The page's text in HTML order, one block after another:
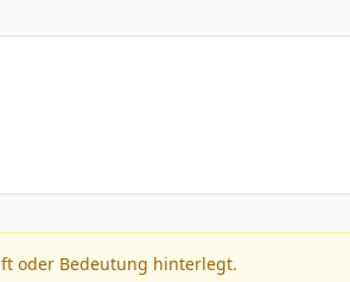
oder Bedeutung hinterlegt.